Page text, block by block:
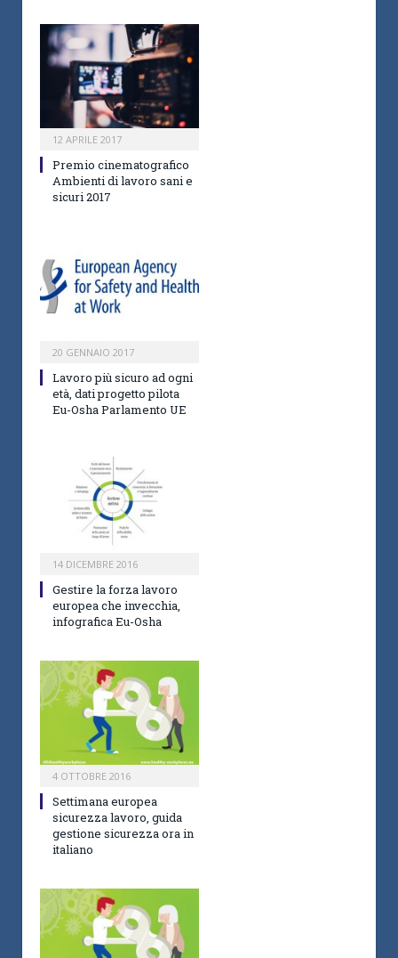
12 APRILE 2017
Premio cinematografico
Ambienti di lavoro sani e
sicuri 2017
20 GENNAIO 2017
Lavoro più sicuro ad ogni
età, dati progetto pilota
Eu-Osha Parlamento UE
14 DICEMBRE 2016
Gestire la forza lavoro
europea che invecchia,
infografica Eu-Osha
4 OTTOBRE 2016
Settimana europea
sicurezza lavoro, guida
gestione sicurezza ora in
italiano